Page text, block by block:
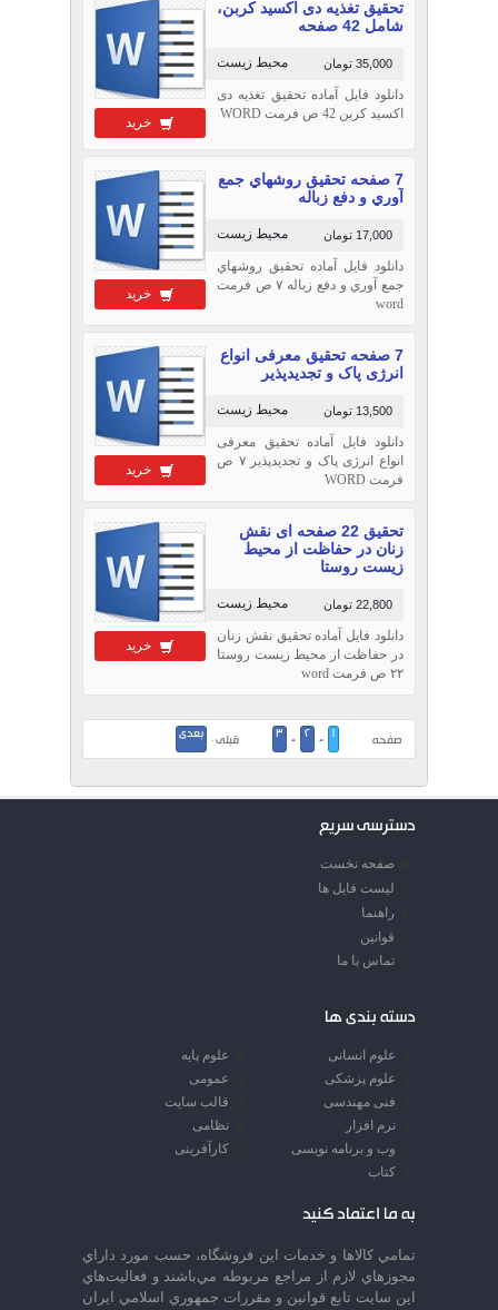
خرید
تحقیق تغذیه دی اکسید کربن،
شامل 42 صفحه
محیط زیست 35,000 تومان
دانلود فایل آماده تحقیق تغذیه دی
اکسید کربن 42 ص فرمت WORD
خرید
7 صفحه تحقیق روشهاي جمع
آوري و دفع زباله
محیط زیست 17,000 تومان
دانلود فایل آماده تحقیق روشهاي
جمع آوري و دفع زباله ۷ ص فرمت
word
خرید
7 صفحه تحقیق معرفی انواع
انرژی پاک و تجدیدپذیر
محیط زیست 13,500 تومان
دانلود فایل آماده تحقیق معرفی
انواع انرژی پاک و تجدیدپذیر ۷ ص
فرمت WORD
خرید
تحقیق 22 صفحه ای نقش
زنان در حفاظت از محیط
زیست روستا
محیط زیست 22,800 تومان
دانلود فایل آماده تحقیق نقش زنان
در حفاظت از محیط زیست روستا
۲۲ ص فرمت word
صفحه 1
-
2
-
3 قبلی · بعدی
دسترسی سریع
صفحه نخست
لیست فایل ها
راهنما
قوانین
تماس با ما
دسته بندی ها
علوم انسانی
علوم پایه
علوم پزشکی
عمومی
فنی مهندسی
قالب سایت
نرم افزار
نظامی
وب و برنامه نویسی
کارآفرینی
کتاب
به ما اعتماد کنید
تمامي كالاها و خدمات اين فروشگاه، حسب مورد داراي
مجوزهاي لازم از مراجع مربوطه مي‌باشند و فعاليت‌هاي
اين سايت تابع قوانين و مقررات جمهوري اسلامي ايران